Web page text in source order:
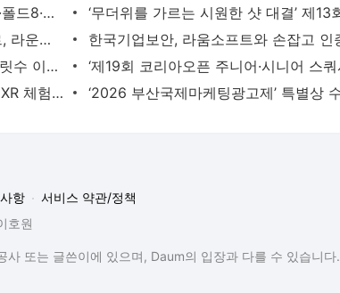
삼성전자, ‘갤럭시 Z 폴드8 울트라·폴드8·플립8’과 ‘갤럭시 워치 울트라2·워치9’ 국내 공식
‘K-뷰티도 오우르로 통한다’ 오우르, 라운드랩과 협업해 올리브영 글로벌 한정판 ‘자작나무
테크노트리, 2026년 상반기 두 자릿수 이익 성장 및 글로벌 구축 가속화 - 뉴스와이어
쇼콘, 제주 최초 원천 IP 기반 LBE XR 체험공간 ‘백록의 숲’ 9월 개관 예정 - 뉴스와이어
항
서비스 약관/정책
호원
또는 글쓴이에 있으며, Daum의 입장과 다를 수 있습니다.